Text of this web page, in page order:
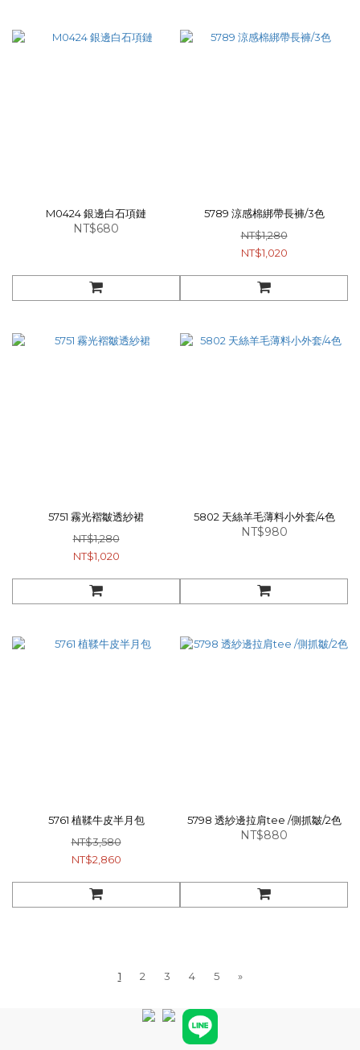
M0424 銀邊白石項鏈
NT$680
5789 涼感棉綁帶長褲/3色
NT$1,280
NT$1,020
5751 霧光褶皺透紗裙
NT$1,280
NT$1,020
5802 天絲羊毛薄料小外套/4色
NT$980
5761 植鞣牛皮半月包
NT$3,580
NT$2,860
5798 透紗邊拉肩tee /側抓皺/2色
NT$880
1 2 3 4 5 »